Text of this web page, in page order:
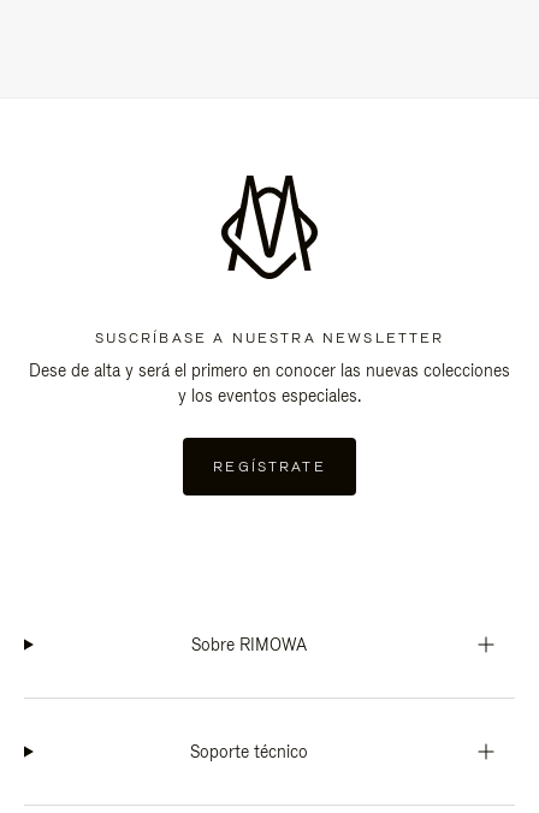
SUSCRÍBASE A NUESTRA NEWSLETTER
Dese de alta y será el primero en conocer las nuevas colecciones
y los eventos especiales.
REGÍSTRATE
Sobre RIMOWA
Soporte técnico